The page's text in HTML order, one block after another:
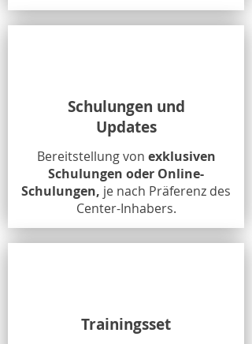
Schulungen und
Updates
Bereitstellung von exklusiven
Schulungen oder Online-
Schulungen, je nach Präferenz des
Center-Inhabers.
Trainingsset